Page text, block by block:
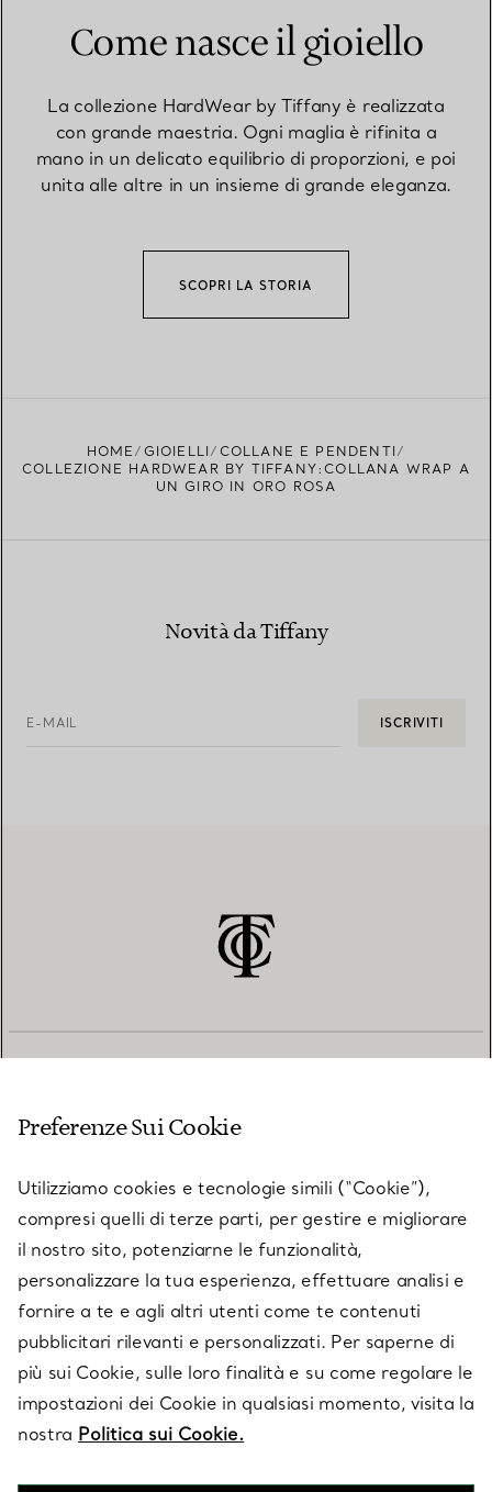
Come nasce il gioiello
La collezione HardWear by Tiffany è realizzata
con grande maestria. Ogni maglia è rifinita a
mano in un delicato equilibrio di proporzioni, e poi
unita alle altre in un insieme di grande eleganza.
SCOPRI LA STORIA
HOME GIOIELLI
COLLANE E PENDENTI
COLLEZIONE HARDWEAR BY TIFFANY:COLLANA WRAP A
UN GIRO IN ORO ROSA
Novità da Tiffany
E-MAIL ISCRIVITI
SU TIFFANY & CO.
LEGALE
SEGUICI
Preferenze Sui Cookie
Utilizziamo cookies e tecnologie simili (“Cookie”),
compresi quelli di terze parti, per gestire e migliorare
il nostro sito, potenziarne le funzionalità,
personalizzare la tua esperienza, effettuare analisi e
fornire a te e agli altri utenti come te contenuti
pubblicitari rilevanti e personalizzati. Per saperne di
più sui Cookie, sulle loro finalità e su come regolare le
impostazioni dei Cookie in qualsiasi momento, visita la
nostra Politica sui Cookie.